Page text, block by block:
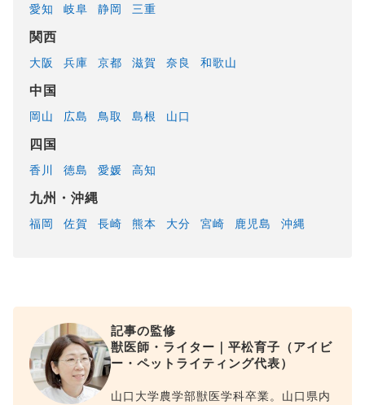
愛知 岐阜 静岡 三重
関西
大阪 兵庫 京都 滋賀 奈良 和歌山
中国
岡山 広島 鳥取 島根 山口
四国
香川 徳島 愛媛 高知
九州・沖縄
福岡 佐賀 長崎 熊本 大分 宮崎 鹿児島 沖縄
記事の監修
獣医師・ライター｜平松育子（アイビ
ー・ペットライティング代表）
山口大学農学部獣医学科卒業。山口県内